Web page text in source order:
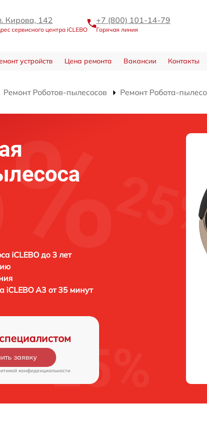
Кирова, 142
сервисного центра iCLEBO
+7 (800) 101-14-79
Горячая линия
устройств Цена ремонта Вакансии Контакты
Ремонт Роботов-пылесосов Ремонт Робота-
iCLEBO до 3 лет
iCLEBO A3 от 35 минут
заявку
конфиденциальности